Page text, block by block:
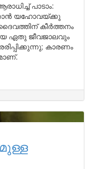
പാടാം:
യഹോവയ്ക്കു
കീർത്തനം
ഏതു ജീവജാലവും
കാരണം